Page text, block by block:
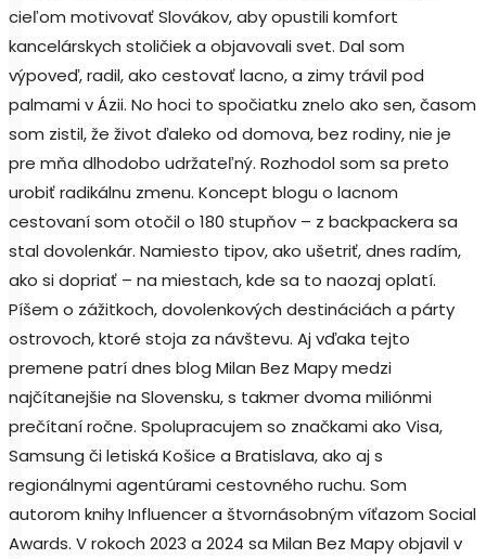
cieľom motivovať Slovákov, aby opustili komfort
kancelárskych stoličiek a objavovali svet. Dal som
výpoveď, radil, ako cestovať lacno, a zimy trávil pod
palmami v Ázii. No hoci to spočiatku znelo ako sen, časom
som zistil, že život ďaleko od domova, bez rodiny, nie je
pre mňa dlhodobo udržateľný. Rozhodol som sa preto
urobiť radikálnu zmenu. Koncept blogu o lacnom
cestovaní som otočil o 180 stupňov – z backpackera sa
stal dovolenkár. Namiesto tipov, ako ušetriť, dnes radím,
ako si dopriať – na miestach, kde sa to naozaj oplatí.
Píšem o zážitkoch, dovolenkových destináciách a párty
ostrovoch, ktoré stoja za návštevu. Aj vďaka tejto
premene patrí dnes blog Milan Bez Mapy medzi
najčítanejšie na Slovensku, s takmer dvoma miliónmi
prečítaní ročne. Spolupracujem so značkami ako Visa,
Samsung či letiská Košice a Bratislava, ako aj s
regionálnymi agentúrami cestovného ruchu. Som
autorom knihy Influencer a štvornásobným víťazom Social
Awards. V rokoch 2023 a 2024 sa Milan Bez Mapy objavil v